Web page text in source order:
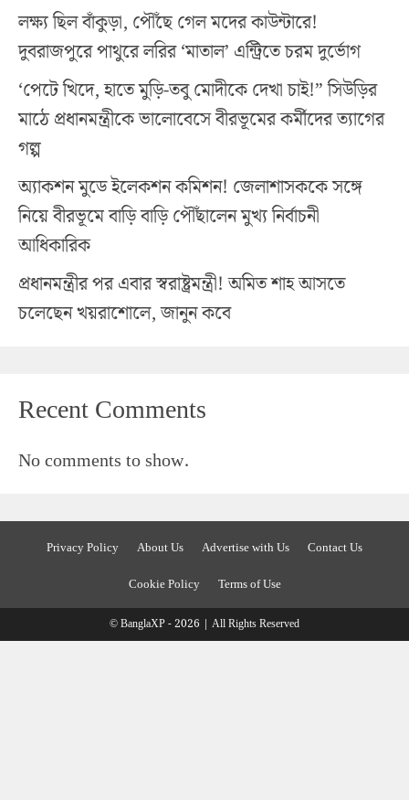
লক্ষ্য ছিল বাঁকুড়া, পৌঁছে গেল মদের কাউন্টারে!
দুবরাজপুরে পাথুরে লরির ‘মাতাল’ এন্ট্রিতে চরম দুর্ভোগ
‘পেটে খিদে, হাতে মুড়ি-তবু মোদীকে দেখা চাই!” সিউড়ির
মাঠে প্রধানমন্ত্রীকে ভালোবেসে বীরভূমের কর্মীদের ত্যাগের
গল্প
অ্যাকশন মুডে ইলেকশন কমিশন! জেলাশাসককে সঙ্গে
নিয়ে বীরভূমে বাড়ি বাড়ি পৌঁছালেন মুখ্য নির্বাচনী
আধিকারিক
প্রধানমন্ত্রীর পর এবার স্বরাষ্ট্রমন্ত্রী! অমিত শাহ আসতে
চলেছেন খয়রাশোলে, জানুন কবে
Recent Comments
No comments to show.
Privacy Policy About Us Advertise with Us
Contact Us
Cookie Policy
Terms of Use
© BanglaXP - 2026 | All Rights Reserved